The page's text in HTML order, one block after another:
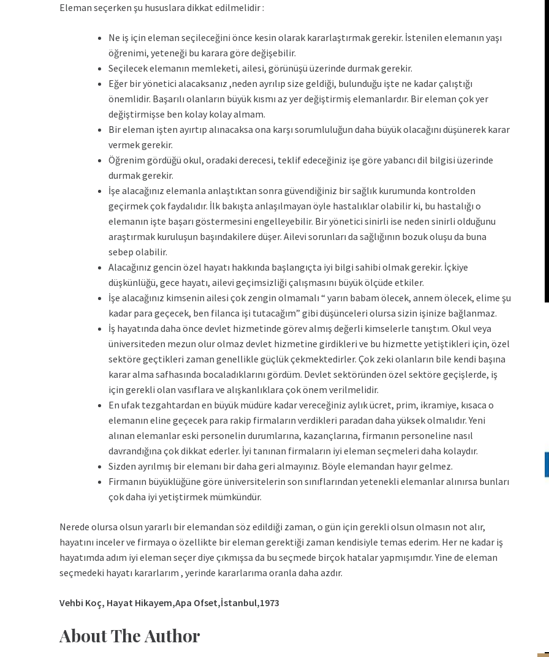
Eleman seçerken şu hususlara dikkat edilmelidir :
Ne iş için eleman seçileceğini önce kesin olarak kararlaştırmak gerekir. İstenilen elemanın yaşı
öğrenimi, yeteneği bu karara göre değişebilir.
Seçilecek elemanın memleketi, ailesi, görünüşü üzerinde durmak gerekir.
Eğer bir yönetici alacaksanız ,neden ayrılıp size geldiği, bulunduğu işte ne kadar çalıştığı
önemlidir. Başarılı olanların büyük kısmı az yer değiştirmiş elemanlardır. Bir eleman çok yer
değiştirmişse ben kolay kolay almam.
Bir eleman işten ayırtıp alınacaksa ona karşı sorumluluğun daha büyük olacağını düşünerek karar
vermek gerekir.
Öğrenim gördüğü okul, oradaki derecesi, teklif edeceğiniz işe göre yabancı dil bilgisi üzerinde
durmak gerekir.
İşe alacağınız elemanla anlaştıktan sonra güvendiğiniz bir sağlık kurumunda kontrolden
geçirmek çok faydalıdır. İlk bakışta anlaşılmayan öyle hastalıklar olabilir ki, bu hastalığı o
elemanın işte başarı göstermesini engelleyebilir. Bir yönetici sinirli ise neden sinirli olduğunu
araştırmak kuruluşun başındakilere düşer. Ailevi sorunları da sağlığının bozuk oluşu da buna
sebep olabilir.
Alacağınız gencin özel hayatı hakkında başlangıçta iyi bilgi sahibi olmak gerekir. İçkiye
düşkünlüğü, gece hayatı, ailevi geçimsizliği çalışmasını büyük ölçüde etkiler.
İşe alacağınız kimsenin ailesi çok zengin olmamalı “ yarın babam ölecek, annem ölecek, elime şu
kadar para geçecek, ben filanca işi tutacağım” gibi düşünceleri olursa sizin işinize bağlanmaz.
İş hayatında daha önce devlet hizmetinde görev almış değerli kimselerle tanıştım. Okul veya
üniversiteden mezun olur olmaz devlet hizmetine girdikleri ve bu hizmette yetiştikleri için, özel
sektöre geçtikleri zaman genellikle güçlük çekmektedirler. Çok zeki olanların bile kendi başına
karar alma safhasında bocaladıklarını gördüm. Devlet sektöründen özel sektöre geçişlerde, iş
için gerekli olan vasıflara ve alışkanlıklara çok önem verilmelidir.
En ufak tezgahtardan en büyük müdüre kadar vereceğiniz aylık ücret, prim, ikramiye, kısaca o
elemanın eline geçecek para rakip firmaların verdikleri paradan daha yüksek olmalıdır. Yeni
alınan elemanlar eski personelin durumlarına, kazançlarına, firmanın personeline nasıl
davrandığına çok dikkat ederler. İyi tanınan firmaların iyi eleman seçmeleri daha kolaydır.
Sizden ayrılmış bir elemanı bir daha geri almayınız. Böyle elemandan hayır gelmez.
Firmanın büyüklüğüne göre üniversitelerin son sınıflarından yetenekli elemanlar alınırsa bunları
çok daha iyi yetiştirmek mümkündür.
Nerede olursa olsun yararlı bir elemandan söz edildiği zaman, o gün için gerekli olsun olmasın not alır,
hayatını inceler ve firmaya o özellikte bir eleman gerektiği zaman kendisiyle temas ederim. Her ne kadar iş
hayatımda adım iyi eleman seçer diye çıkmışsa da bu seçmede birçok hatalar yapmışımdır. Yine de eleman
seçmedeki hayatı kararlarım , yerinde kararlarıma oranla daha azdır.
Vehbi Koç, Hayat Hikayem,Apa Ofset,İstanbul,1973
About The Author